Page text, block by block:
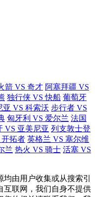
箭 VS 奇才 阿塞拜疆 VS
独行侠 VS 快船 葡萄牙
亚 VS 科索沃 步行者 VS
匈牙利 VS 爱尔兰 法国
VS 亚美尼亚 列支敦士登
拓者 英格兰 VS 塞尔维
兰 热火 VS 骑士 活塞 VS
均由用户收集或从搜索引
互联网，我们自身不提供